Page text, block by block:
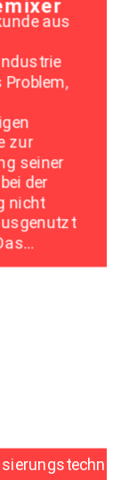
aus
zur
seiner
der
nicht